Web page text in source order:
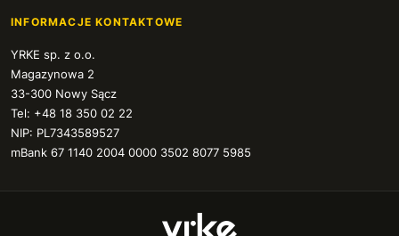
INFORMACJE KONTAKTOWE
YRKE sp. z o.o.
Magazynowa 2
33-300 Nowy Sącz
Tel: +48 18 350 02 22
NIP: PL7343589527
mBank 67 1140 2004 0000 3502 8077 5985